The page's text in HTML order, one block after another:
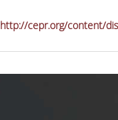
http://cepr.org/content/